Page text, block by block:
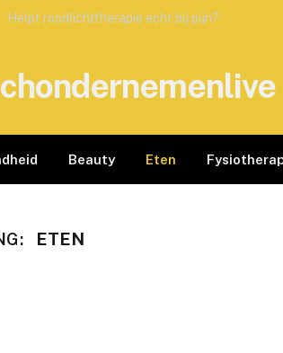
Helpt roodlichttherapie echt bij pijn?
Beauty Eten
ETEN